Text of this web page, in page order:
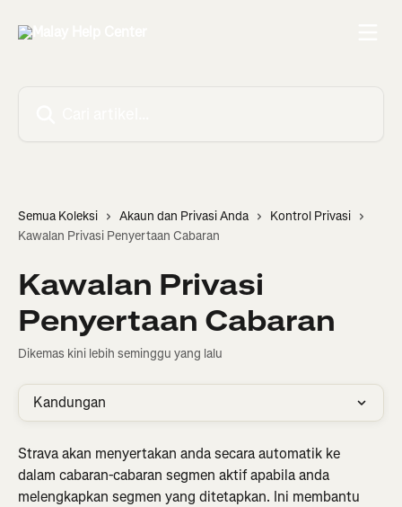
Semua Koleksi Akaun dan Privasi Anda
Kontrol Privasi
Kawalan Privasi Penyertaan Cabaran
Kawalan Privasi
Penyertaan Cabaran
Dikemas kini lebih seminggu yang lalu
Kandungan
Strava akan menyertakan anda secara automatik ke
dalam cabaran-cabaran segmen aktif apabila anda
melengkapkan segmen yang ditetapkan. Ini membantu